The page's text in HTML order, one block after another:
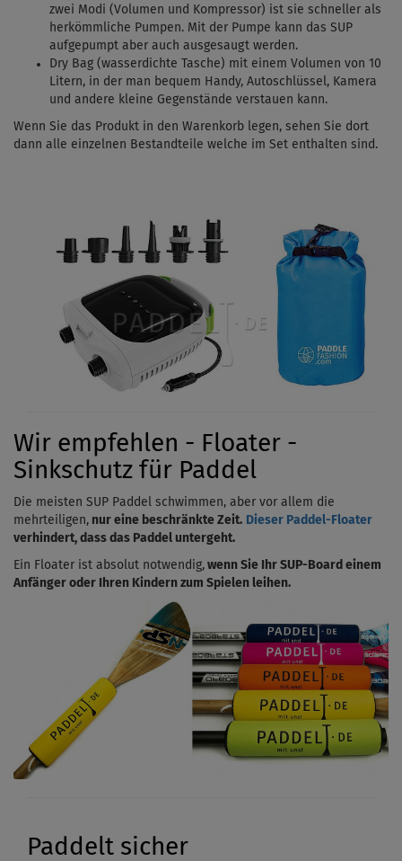
zwei Modi (Volumen und Kompressor) ist sie schneller als
herkömmliche Pumpen. Mit der Pumpe kann das SUP
aufgepumpt aber auch ausgesaugt werden.
Dry Bag (wasserdichte Tasche) mit einem Volumen von 10
Litern, in der man bequem Handy, Autoschlüssel, Kamera
und andere kleine Gegenstände verstauen kann.
Wenn Sie das Produkt in den Warenkorb legen, sehen Sie dort
dann alle einzelnen Bestandteile welche im Set enthalten sind.
Wir empfehlen - Floater -
Sinkschutz für Paddel
Die meisten SUP Paddel schwimmen, aber vor allem die
mehrteiligen, nur eine beschränkte Zeit. Dieser Paddel-Floater
verhindert, dass das Paddel untergeht.
Ein Floater ist absolut notwendig, wenn Sie Ihr SUP-Board einem
Anfänger oder Ihren Kindern zum Spielen leihen.
Paddelt sicher